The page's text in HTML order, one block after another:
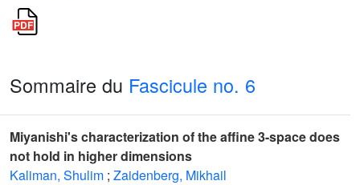
Sommaire du Fascicule no. 6
Miyanishi's characterization of the affine 3-space does
not hold in higher dimensions
Kaliman, Shulim ; Zaidenberg, Mikhail